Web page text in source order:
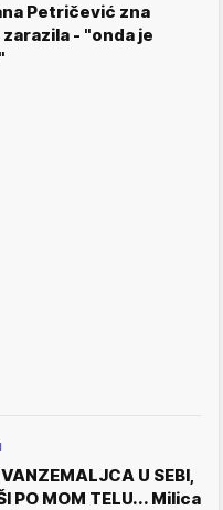
Petričević zna
- "onda je
U SEBI,
PO MOM TELU... Milica